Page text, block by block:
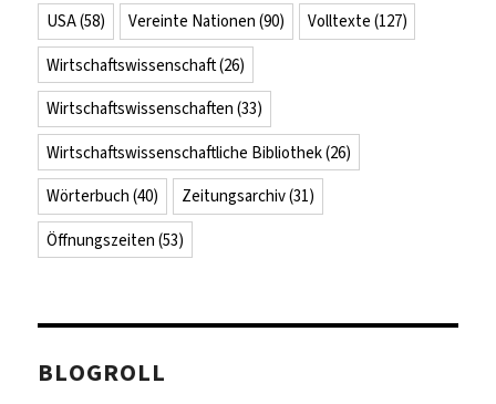
USA(58) Vereinte Nationen (90) Volltexte (127)
Wirtschaftswissenschaft(26)
Wirtschaftswissenschaften (33)
Wirtschaftswissenschaftliche Bibliothek(26)
Wörterbuch (40) Zeitungsarchiv(31)
Öffnungszeiten (53)
BLOGROLL